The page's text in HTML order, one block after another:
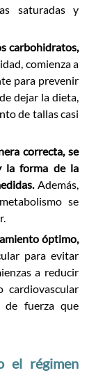
saturadas y
carbohidratos,
comienza a
para prevenir
dejar la dieta,
de tallas casi
correcta, se
la forma de la
Además,
se
óptimo,
para evitar
a reducir
cardiovascular
de fuerza que
el régimen